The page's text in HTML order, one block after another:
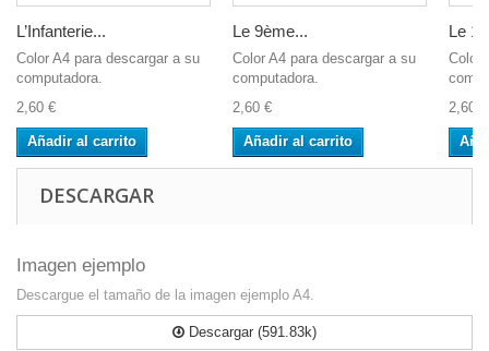
L’Infanterie...
Color A4 para descargar a su
computadora.
2,60 €
Añadir al carrito
Le 9ème...
Color A4 para descargar a su
computadora.
2,60 €
Añadir al carrito
Le
Color
2,60 €
DESCARGAR
Imagen ejemplo
Descargue el tamaño de la imagen ejemplo A4.
Descargar (591.83k)